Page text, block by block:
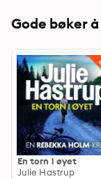
Gode bøker
En torn i øyet
Julie Hastrup